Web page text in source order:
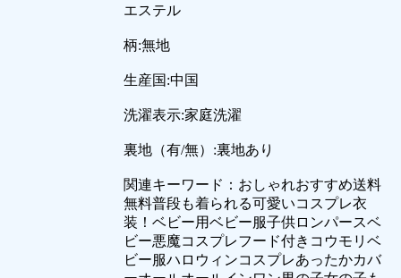
エステル
柄:無地
生産国:中国
洗濯表示:家庭洗濯
裏地（有/無）:裏地あり
関連キーワード：おしゃれおすすめ送料
無料普段も着られる可愛いコスプレ衣
装！ベビー用ベビー服子供ロンパースベ
ビー悪魔コスプレフード付きコウモリベ
ビー服ハロウィンコスプレあったかカバ